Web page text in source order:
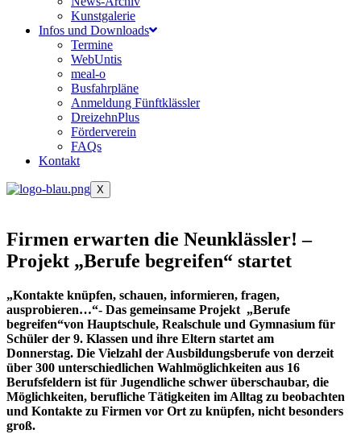
Kunstgalerie
Infos und Downloads
Termine
WebUntis
meal-o
Busfahrpläne
Anmeldung Fünftklässler
DreizehnPlus
Förderverein
FAQs
Kontakt
X
Firmen erwarten die Neunklässler! –
Projekt „Berufe begreifen“ startet
„Kontakte knüpfen, schauen, informieren, fragen,
ausprobieren…“- Das gemeinsame Projekt „Berufe
begreifen“von Hauptschule, Realschule und Gymnasium für
Schüler der 9. Klassen und ihre Eltern startet am
Donnerstag. Die Vielzahl der Ausbildungsberufe von derzeit
über 300 unterschiedlichen Wahlmöglichkeiten aus 16
Berufsfeldern ist für Jugendliche schwer überschaubar, die
Möglichkeiten, berufliche Tätigkeiten im Alltag zu beobachten
und Kontakte zu Firmen vor Ort zu knüpfen, nicht besonders
groß.